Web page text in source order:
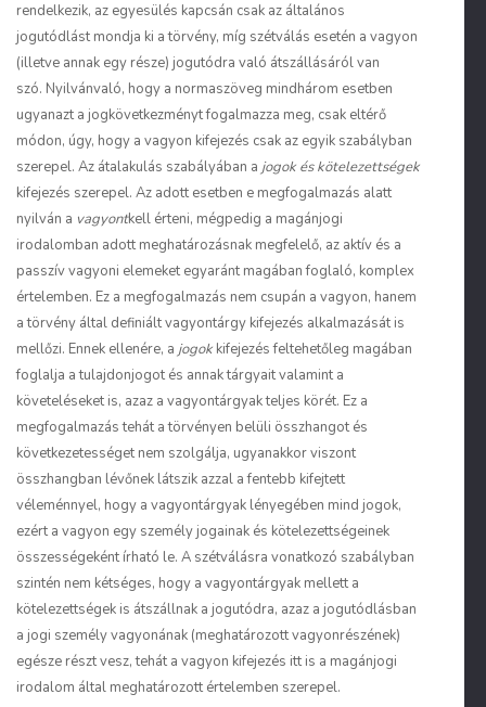
rendelkezik, az egyesülés kapcsán csak az általános
jogutódlást mondja ki a törvény, míg szétválás esetén a vagyon
(illetve annak egy része) jogutódra való átszállásáról van
szó. Nyilvánvaló, hogy a normaszöveg mindhárom esetben
ugyanazt a jogkövetkezményt fogalmazza meg, csak eltérő
módon, úgy, hogy a vagyon kifejezés csak az egyik szabályban
szerepel. Az átalakulás szabályában a jogok és kötelezettségek
kifejezés szerepel. Az adott esetben e megfogalmazás alatt
nyilván a vagyontkell érteni, mégpedig a magánjogi
irodalomban adott meghatározásnak megfelelő, az aktív és a
passzív vagyoni elemeket egyaránt magában foglaló, komplex
értelemben. Ez a megfogalmazás nem csupán a vagyon, hanem
a törvény által definiált vagyontárgy kifejezés alkalmazását is
mellőzi. Ennek ellenére, a jogok kifejezés feltehetőleg magában
foglalja a tulajdonjogot és annak tárgyait valamint a
követeléseket is, azaz a vagyontárgyak teljes körét. Ez a
megfogalmazás tehát a törvényen belüli összhangot és
következetességet nem szolgálja, ugyanakkor viszont
összhangban lévőnek látszik azzal a fentebb kifejtett
véleménnyel, hogy a vagyontárgyak lényegében mind jogok,
ezért a vagyon egy személy jogainak és kötelezettségeinek
összességeként írható le. A szétválásra vonatkozó szabályban
szintén nem kétséges, hogy a vagyontárgyak mellett a
kötelezettségek is átszállnak a jogutódra, azaz a jogutódlásban
a jogi személy vagyonának (meghatározott vagyonrészének)
egésze részt vesz, tehát a vagyon kifejezés itt is a magánjogi
irodalom által meghatározott értelemben szerepel.